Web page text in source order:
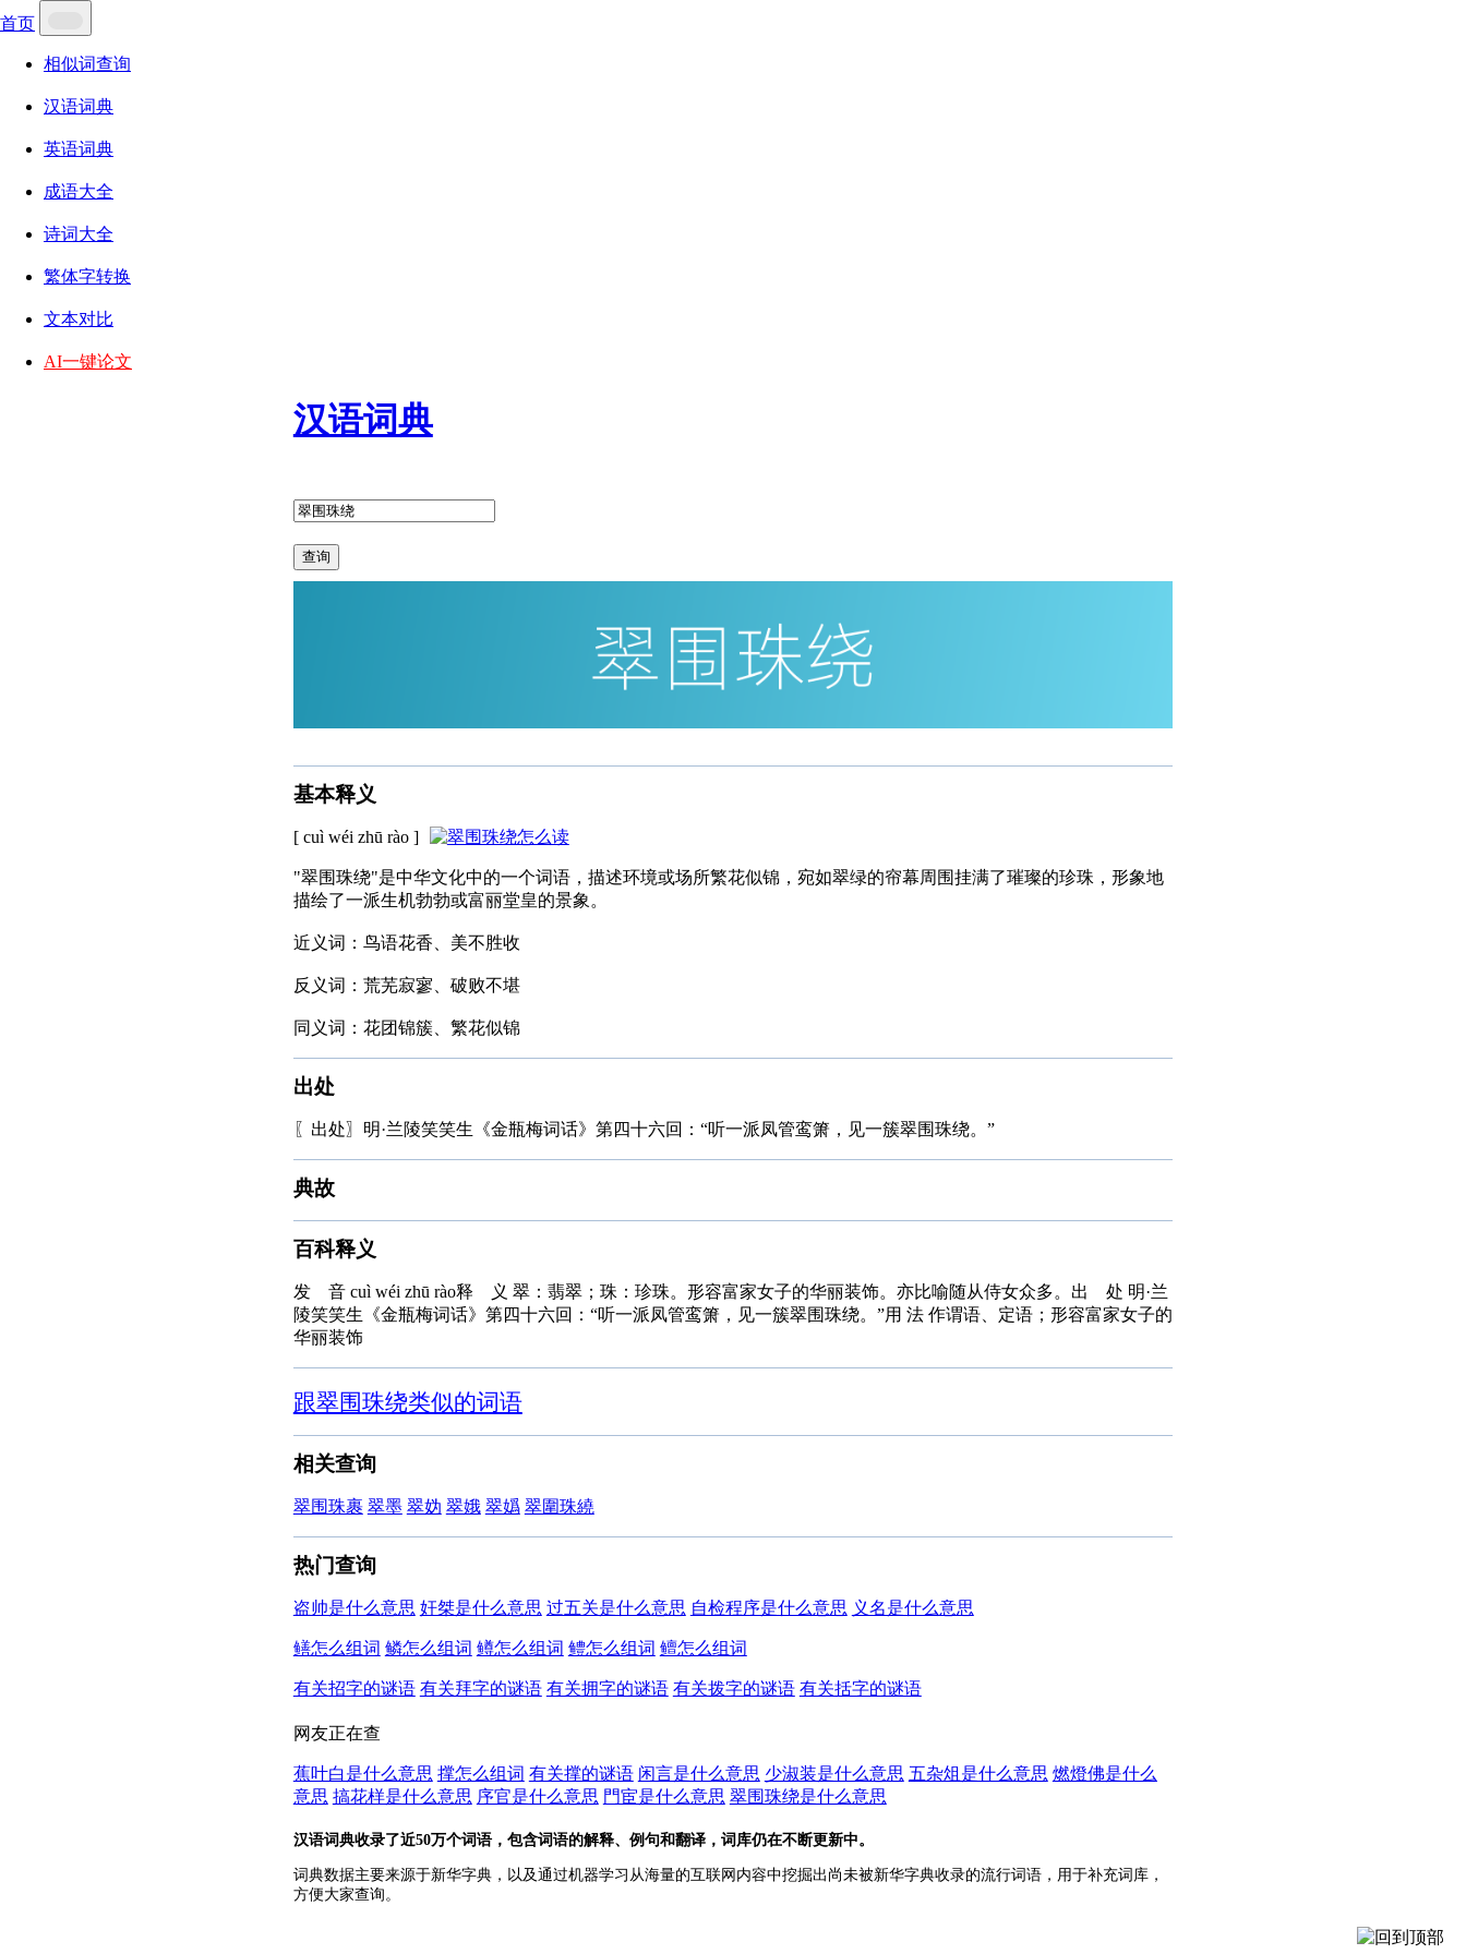
首页
相似词查询
汉语词典
英语词典
成语大全
诗词大全
繁体字转换
文本对比
AI一键论文
汉语词典
查询
基本释义
[ cuì wéi zhū rào ]
"翠围珠绕"是中华文化中的一个词语，描述环境或场所繁花似锦，宛如翠绿的帘幕周围挂满了璀璨的珍珠，形象地
描绘了一派生机勃勃或富丽堂皇的景象。
近义词：鸟语花香、美不胜收
反义词：荒芜寂寥、破败不堪
同义词：花团锦簇、繁花似锦
出处
〖出处〗明·兰陵笑笑生《金瓶梅词话》第四十六回：“听一派凤管鸾箫，见一簇翠围珠绕。”
典故
百科释义
发 音 cuì wéi zhū rào释 义 翠：翡翠；珠：珍珠。形容富家女子的华丽装饰。亦比喻随从侍女众多。出 处 明·兰
陵笑笑生《金瓶梅词话》第四十六回：“听一派凤管鸾箫，见一簇翠围珠绕。”用 法 作谓语、定语；形容富家女子的
华丽装饰
跟翠围珠绕类似的词语
相关查询
翠围珠裹 翠墨 翠妫 翠娥 翠嬀 翠圍珠繞
热门查询
盗帅是什么意思 奸桀是什么意思 过五关是什么意思 自检程序是什么意思 义名是什么意思
鳝怎么组词 鳞怎么组词 鳟怎么组词 鳢怎么组词 鳣怎么组词
有关招字的谜语 有关拜字的谜语 有关拥字的谜语 有关拨字的谜语 有关括字的谜语
网友正在查
蕉叶白是什么意思 撑怎么组词 有关撑的谜语 闲言是什么意思 少淑装是什么意思 五杂俎是什么意思 燃燈佛是什么
意思 搞花样是什么意思 序官是什么意思 門宦是什么意思 翠围珠绕是什么意思
汉语词典收录了近50万个词语，包含词语的解释、例句和翻译，词库仍在不断更新中。
词典数据主要来源于新华字典，以及通过机器学习从海量的互联网内容中挖掘出尚未被新华字典收录的流行词语，用于补充词库，
方便大家查询。